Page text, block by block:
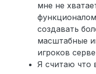
мне не
создавать
масштабные
игроков
Я считаю что